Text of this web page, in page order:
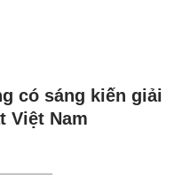
có sáng kiến giải
Việt Nam